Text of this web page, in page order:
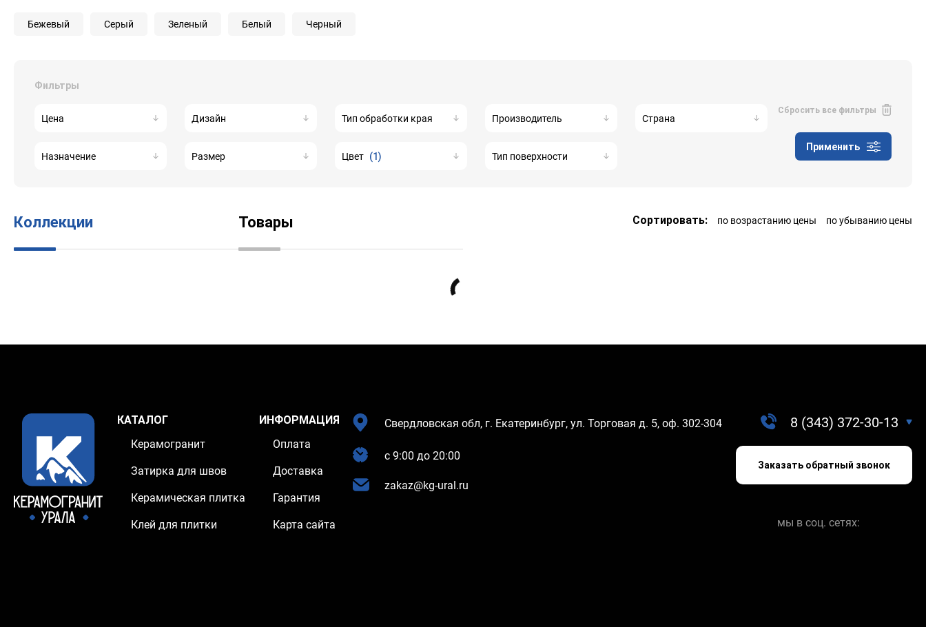
Бежевый Серый Зеленый Белый Черный
Фильтры
Цена Дизайн Тип обработки края Производитель Страна
Назначение Размер Цвет (1) Тип поверхности
Сбросить все фильтры
Применить
Коллекции Товары Сортировать: по возрастанию цены по убыванию цены
КАТАЛОГ
Керамогранит
Затирка для швов
Керамическая плитка
Клей для плитки
ИНФОРМАЦИЯ
Оплата
Доставка
Гарантия
Карта сайта
Свердловская обл, г. Екатеринбург, ул. Торговая д. 5, оф. 302-304
c 9:00 до 20:00
zakaz@kg-ural.ru
8 (343) 372-30-13
Заказать обратный звонок
мы в соц. сетях: